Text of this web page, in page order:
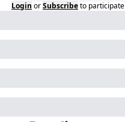
Login orSubscribeto participate